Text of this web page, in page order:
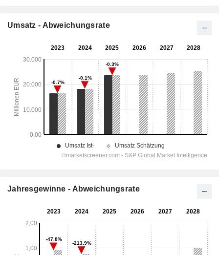
Umsatz - Abweichungsrate
Jahresgewinne - Abweichungsrate